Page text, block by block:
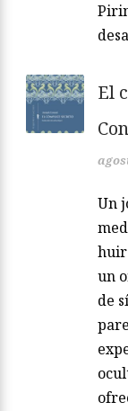
El
Un
huir
un
de